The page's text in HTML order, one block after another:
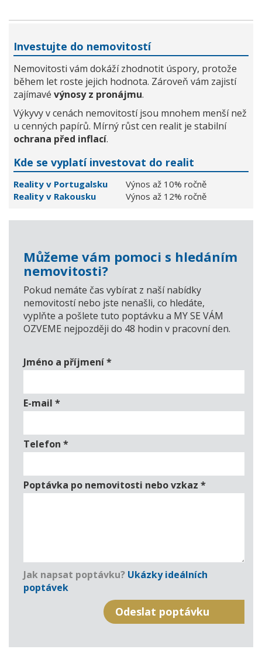
Investujte do nemovitostí
Nemovitosti vám dokáží zhodnotit úspory, protože
během let roste jejich hodnota. Zároveň vám zajistí
zajímavé výnosy z pronájmu.
Výkyvy v cenách nemovitostí jsou mnohem menší než
u cenných papírů. Mírný růst cen realit je stabilní
ochrana před inflací.
Kde se vyplatí investovat do realit
Reality v Portugalsku
Výnos až 10% ročně
Reality v Rakousku
Výnos až 12% ročně
Můžeme vám pomoci s hledáním
nemovitosti?
Pokud nemáte čas vybírat z naší nabídky
nemovitostí nebo jste nenašli, co hledáte,
vyplňte a pošlete tuto poptávku a MY SE VÁM
OZVEME nejpozději do 48 hodin v pracovní den.
Jméno a příjmení*
E-mail *
Telefon *
Poptávka po nemovitosti nebo vzkaz *
Jak napsat poptávku? Ukázky ideálních
poptávek